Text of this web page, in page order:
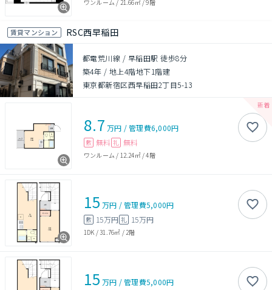
ワンルーム / 21.66㎡/9階
賃貸マンション RSC西早稲田
都電荒川線 / 早稲田駅 徒歩8分
築4年 / 地上4階地下1階建
東京都新宿区西早稲田2丁目5-13
8.7 万円 /管理費6,000円
敷 無料 礼 無料
ワンルーム / 12.24㎡/4階
15 万円 /管理費5,000円
敷 15万円 礼 15万円
1DK /31.76㎡ / 2階
15 万円 /管理費5,000円